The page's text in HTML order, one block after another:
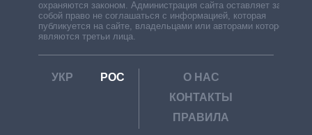
охраняются законом. Администрация сайта оставляет за
собой право не соглашаться с информацией, которая
публикуется на сайте, владельцами или авторами которой
являются третьи лица.
УКР РОС
О НАС
КОНТАКТЫ
ПРАВИЛА